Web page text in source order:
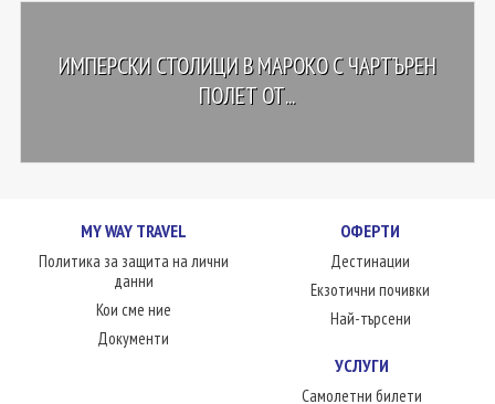
ИМПЕРСКИ СТОЛИЦИ В МАРОКО С ЧАРТЪРЕН
ПОЛЕТ ОТ...
MY WAY TRAVEL
Политика за защита на лични
данни
Кои сме ние
Документи
ОФЕРТИ
Дестинации
Екзотични почивки
Най-търсени
УСЛУГИ
Самолетни билети